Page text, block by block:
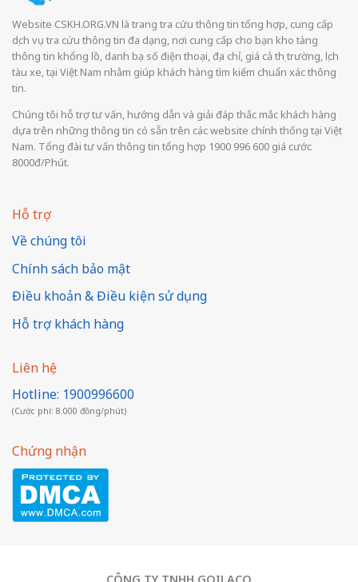
Website CSKH.ORG.VN là trang tra cứu thông tin tổng hợp, cung cấp
dịch vụ tra cứu thông tin đa dạng, nơi cung cấp cho bạn kho tàng
thông tin khổng lồ, danh bạ số điện thoại, địa chỉ, giá cả thị trường, lịch
tàu xe, tại Việt Nam nhằm giúp khách hàng tìm kiếm chuẩn xác thông
tin.
Chúng tôi hỗ trợ tư vấn, hướng dẫn và giải đáp thắc mắc khách hàng
dựa trên những thông tin có sẵn trên các website chính thống tại Việt
Nam. Tổng đài tư vấn thông tin tổng hợp 1900 996 600 giá cước
8000đ/Phút.
Hỗ trợ
Về chúng tôi
Chính sách bảo mật
Điều khoản & Điều kiện sử dụng
Hỗ trợ khách hàng
Liên hệ
Hotline: 1900996600
(Cước phí: 8.000 đồng/phút)
Chứng nhận